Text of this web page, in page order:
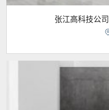
张江高科技公